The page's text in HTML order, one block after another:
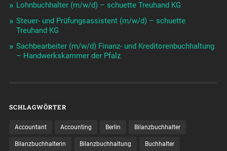
Lohnbuchhalter (m/w/d) – schuette Treuhand KG
Steuer- und Prüfungsassistent (m/w/d) – schuette
Treuhand KG
Sachbearbeiter (m/w/d) Finanz- und Kreditorenbuchhaltung
– Handwerkskammer der Pfalz
SCHLAGWÖRTER
Accountant Accounting Berlin Bilanzbuchhalter
Bilanzbuchhalterin Bilanzbuchhaltung Buchhalter